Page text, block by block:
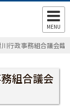
MENU
行政事務組合議会臨
組合議会